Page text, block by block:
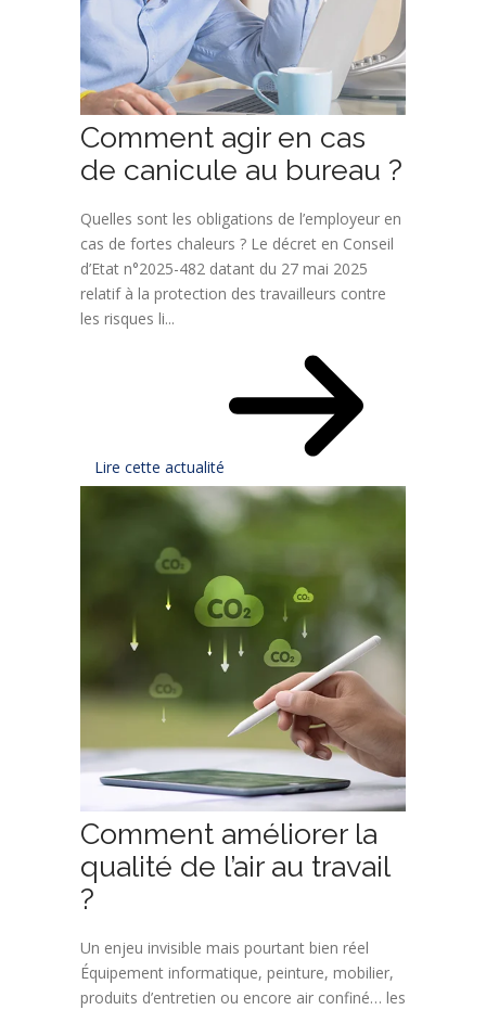
Comment agir en cas
de canicule au bureau ?
Quelles sont les obligations de l’employeur en
cas de fortes chaleurs ? Le décret en Conseil
d’Etat n°2025-482 datant du 27 mai 2025
relatif à la protection des travailleurs contre
les risques li...
Lire cette actualité
Comment améliorer la
qualité de l’air au travail
?
Un enjeu invisible mais pourtant bien réel
Équipement informatique, peinture, mobilier,
produits d’entretien ou encore air confiné… les